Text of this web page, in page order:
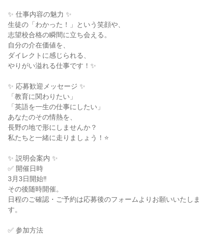
✨ 仕事内容の魅力 ✨
生徒の「わかった！」という笑顔や、
志望校合格の瞬間に立ち会える。
自分の介在価値を、
ダイレクトに感じられる、
やりがい溢れる仕事です！✨
✨ 応募歓迎メッセージ ✨
「教育に関わりたい」
「英語を一生の仕事にしたい」
あなたのその情熱を、
長野の地で形にしませんか？
私たちと一緒に走りましょう！⭐
✨ 説明会案内 ✨
✅ 開催日時
3月3日開始‼
その後随時開催。
日程のご確認・ご予約は応募後のフォームよりお願いいたしま
す。
✅ 参加方法